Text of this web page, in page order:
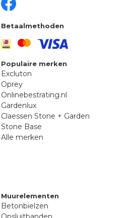
Betaalmethoden
Populaire merken
Excluton
Oprey
Onlinebestrating.nl
Gardenlux
Claessen Stone + Garden
Stone Base
Alle merken
Muurelementen
Betonbielzen